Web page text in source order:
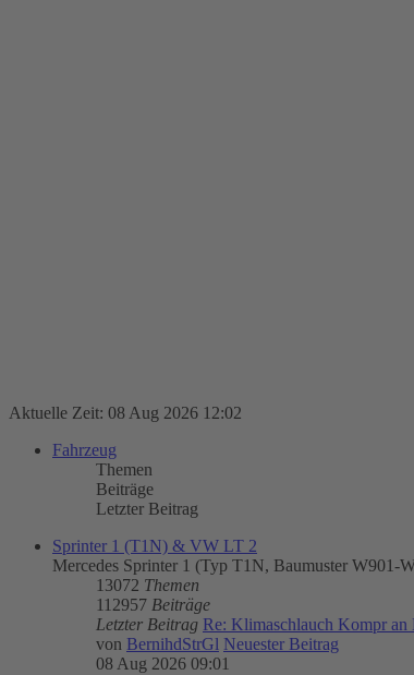
Aktuelle Zeit: 08 Aug 2026 12:02
Fahrzeug
Themen
Beiträge
Letzter Beitrag
Sprinter 1 (T1N) & VW LT 2
Mercedes Sprinter 1 (Typ T1N, Baumuster
13072 Themen
112957 Beiträge
Letzter Beitrag Re: Klimaschlauch Kompr
von BernihdStrGl Neuester Beitrag
08 Aug 2026 09:01